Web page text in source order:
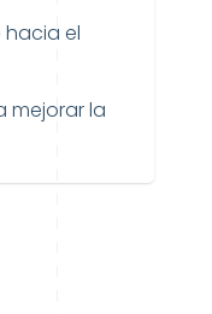
el
mejorar la